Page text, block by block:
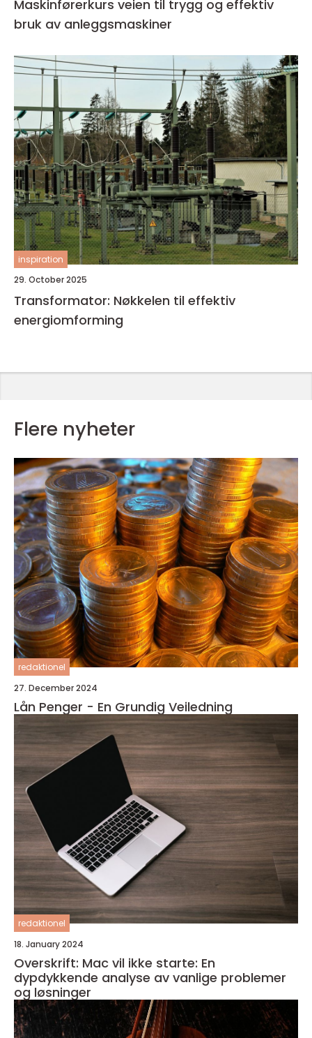
Maskinførerkurs veien til trygg og effektiv
bruk av anleggsmaskiner
inspiration
29. October 2025
Transformator: Nøkkelen til effektiv
energiomforming
Flere nyheter
redaktionel
27. December 2024
Lån Penger - En Grundig Veiledning
redaktionel
18. January 2024
Overskrift: Mac vil ikke starte: En
dypdykkende analyse av vanlige problemer
og løsninger